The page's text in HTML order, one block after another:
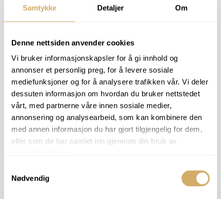
Samtykke Detaljer Om
Denne nettsiden anvender cookies
Vi bruker informasjonskapsler for å gi innhold og
annonser et personlig preg, for å levere sosiale
mediefunksjoner og for å analysere trafikken vår. Vi deler
dessuten informasjon om hvordan du bruker nettstedet
vårt, med partnerne våre innen sosiale medier,
annonsering og analysearbeid, som kan kombinere den
med annen informasjon du har gjort tilgjengelig for dem,
eller som de har samlet inn gjennom din bruk av
Nødvendig
trenddata og faglig tolkning.
Viskositet v 100
Viskositetsindeks
Viskositet v 40
Vanninnhold [ppm]
TAN
Sulfat
PQ-Index
Oksidasjon
Elementanalyse